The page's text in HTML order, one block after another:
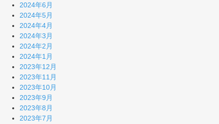
2024年6月
2024年5月
2024年4月
2024年3月
2024年2月
2024年1月
2023年12月
2023年11月
2023年10月
2023年9月
2023年8月
2023年7月